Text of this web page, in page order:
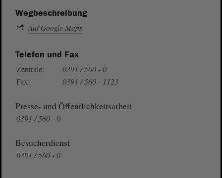
Wegbeschreibung
Auf Google Maps
Telefon und Fax
Zentrale:
0391 / 560 - 0
Fax:
0391 / 560 - 1123
Presse- und Öffentlichkeitsarbeit
0391 / 560 - 0
Besucherdienst
0391 / 560 - 0